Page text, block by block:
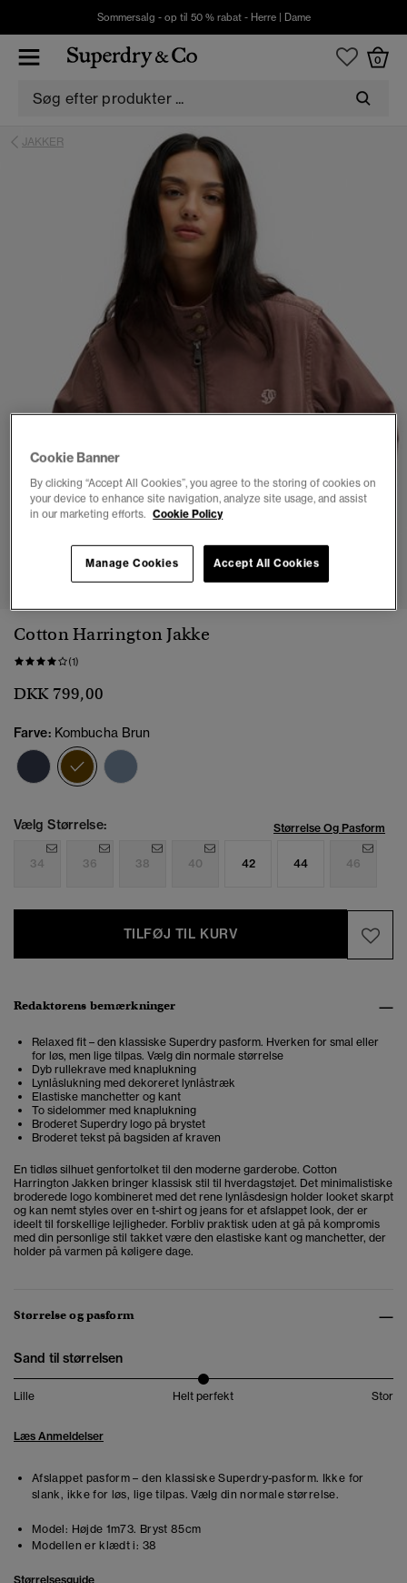
Sommersalg - op til 50 % rabat - Herre| Dame
0
JAKKER
1 2 4 5
Cotton Harrington Jakke
(1)
DKK 799,00
Farve: Kombucha Brun
valgt
Vælg Størrelse: Størrelse Og Pasform
34 36 38 40 42 44 46
TILFØJ TIL KURV
Redaktørens bemærkninger
Relaxed fit – den klassiske Superdry pasform. Hverken for smal eller
for løs, men lige tilpas. Vælg din normale størrelse
Dyb rullekrave med knaplukning
Lynlåslukning med dekoreret lynlåstræk
Elastiske manchetter og kant
To sidelommer med knaplukning
Broderet Superdry logo på brystet
Broderet tekst på bagsiden af kraven
En tidløs silhuet genfortolket til den moderne garderobe. Cotton
Harrington Jakken bringer klassisk stil til hverdagstøjet. Det minimalistiske
broderede logo kombineret med det rene lynlåsdesign holder looket skarpt
og kan nemt styles over en t-shirt og jeans for et afslappet look, der er
ideelt til forskellige lejligheder. Forbliv praktisk uden at gå på kompromis
med din personlige stil takket være den elastiske kant og manchetter, der
holder på varmen på køligere dage.
Størrelse og pasform
Sand til størrelsen
Lille Helt perfekt Stor
Læs Anmeldelser
Afslappet pasform – den klassiske Superdry-pasform. Ikke for
slank, ikke for løs, lige tilpas. Vælg din normale størrelse.
Model: Højde 1m73. Bryst 85cm
Modellen er klædt i: 38
Størrelsesguide
Cookie Banner
By clicking “Accept All Cookies”, you agree to the storing of cookies on
your device to enhance site navigation, analyze site usage, and assist
in our marketing efforts. Cookie Policy
Accept All Cookies
Manage Cookies